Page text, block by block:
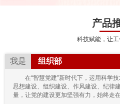
产品
科技赋能，让工
我是 组织部
在“智慧党建”新时代下，运用科学
思想建设、组织建设、作风建设、纪律
量，让党的建设更加坚强有力，始终走